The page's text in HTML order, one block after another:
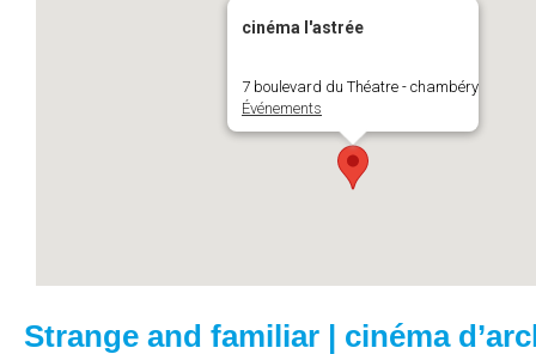
cinéma l'astrée
7 boulevard du Théatre - chambéry
Événements
Strange and familiar | cinéma